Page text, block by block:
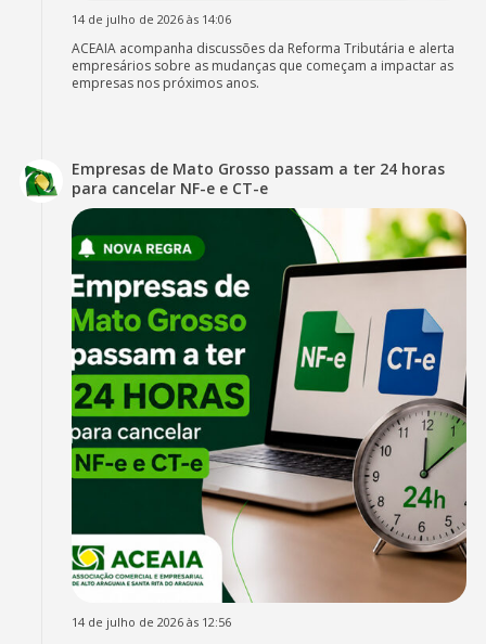
14 de julho de 2026 às 14:06
ACEAIA acompanha discussões da Reforma Tributária e alerta
empresários sobre as mudanças que começam a impactar as
empresas nos próximos anos.
Empresas de Mato Grosso passam a ter 24 horas
para cancelar NF-e e CT-e
14 de julho de 2026 às 12:56